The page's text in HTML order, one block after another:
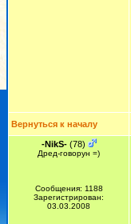
Вернуться к началу
-NikS-(78)
Дред-говорун =)
Сообщения: 1188
Зарегистрирован:
03.03.2008